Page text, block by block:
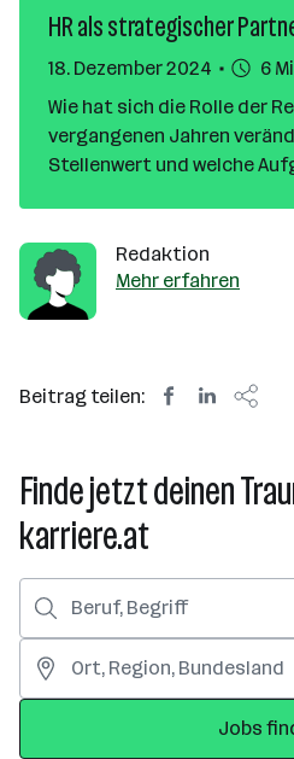
HR als strategischer
18. Dezember 2024
6
Wie hat sich die Rolle der
vergangenen Jahren
Stellenwert und welche
Oladeinde, Chief People
Interview.
Redaktion
Mehr erfahren
Beitrag teilen:
Finde jetzt deinen
karriere.at
Jobs